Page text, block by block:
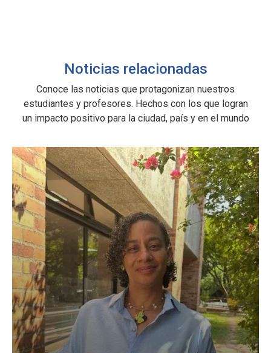
Noticias relacionadas
Conoce las noticias que protagonizan nuestros
estudiantes y profesores. Hechos con los que logran
un impacto positivo para la ciudad, país y en el mundo